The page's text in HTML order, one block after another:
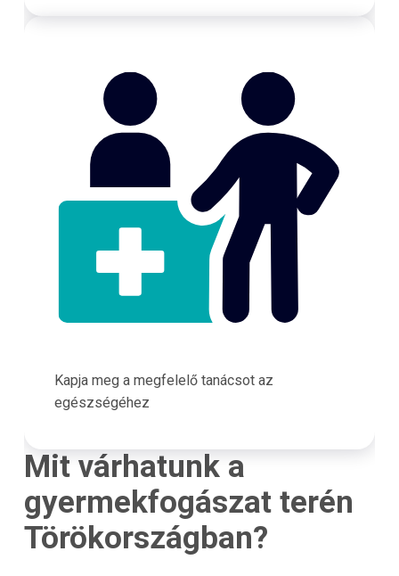
Kapja meg a megfelelő tanácsot az
egészségéhez
Mit várhatunk a
gyermekfogászat terén
Törökországban?